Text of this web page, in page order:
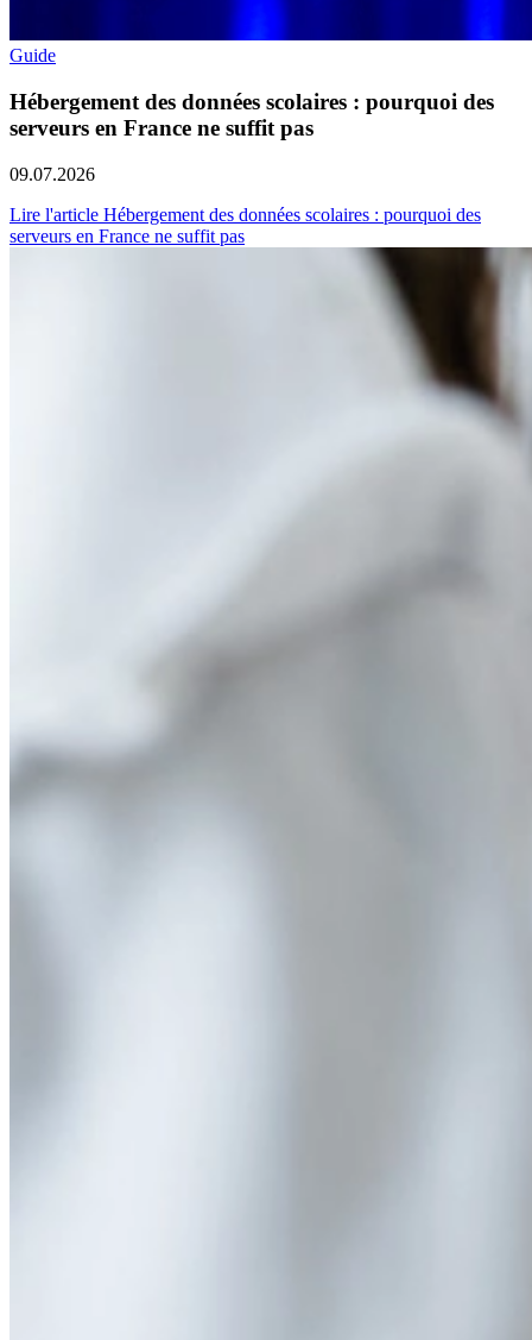
Guide
Hébergement des données scolaires : pourquoi des
serveurs en France ne suffit pas
09.07.2026
Lire l'article Hébergement des données scolaires : pourquoi des
serveurs en France ne suffit pas